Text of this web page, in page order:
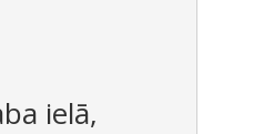
ielā,